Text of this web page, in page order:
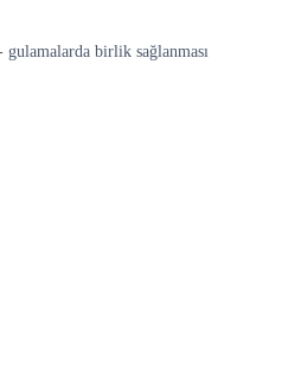
birlik sağlanması